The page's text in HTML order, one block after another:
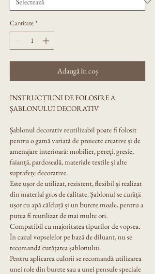
Cantitate *
Adaugă în coș
INSTRUCȚIUNI DE FOLOSIRE A
ȘABLONULUI DECORATIV
Șablonul decorativ reutilizabil poate fi folosit
pentru o gamă variată de proiecte creative și de
amenajare interioară: mobilier, pereți, gresie,
faianță, pardoseală, materiale textile și alte
suprafețe decorative.
Este ușor de utilizat, rezistent, flexibil și realizat
din material gros de calitate. Șablonul se curăță
ușor cu apă călduță și un burete moale, pentru a
putea fi reutilizat de mai multe ori.
Compatibil cu majoritatea tipurilor de vopsea.
În cazul vopselelor pe bază de diluant, nu se
recomandă curățarea șablonului.
Pentru aplicarea culorii se recomandă utilizarea
unei role din burete sau a unei pensule speciale